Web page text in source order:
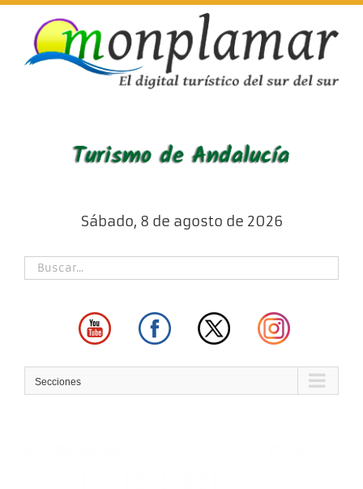
Skip
content
Sábado, 8 de agosto de 2026
Secciones